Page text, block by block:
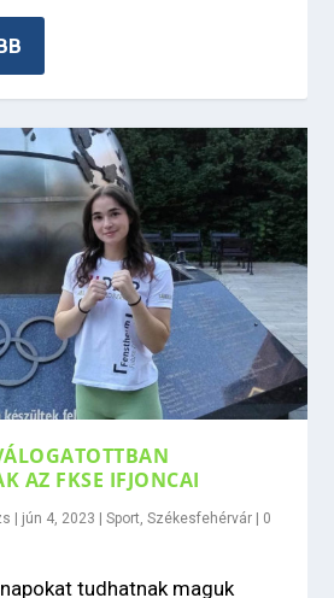
AZ FKSE IFJONCAI
jún 4, 2023 |Sport,Székesfehérvár
0
tudhatnak maguk